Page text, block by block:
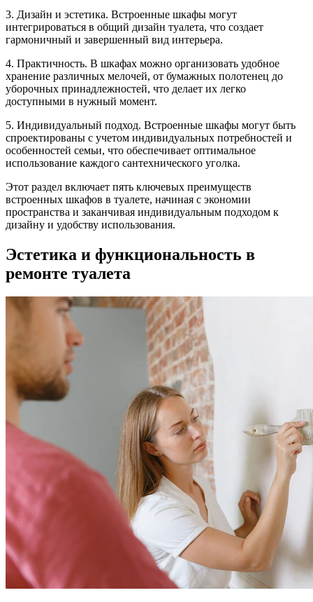
3. Дизайн и эстетика. Встроенные шкафы могут
интегрироваться в общий дизайн туалета, что создает
гармоничный и завершенный вид интерьера.
4. Практичность. В шкафах можно организовать удобное
хранение различных мелочей, от бумажных полотенец до
уборочных принадлежностей, что делает их легко
доступными в нужный момент.
5. Индивидуальный подход. Встроенные шкафы могут быть
спроектированы с учетом индивидуальных потребностей и
особенностей семьи, что обеспечивает оптимальное
использование каждого сантехнического уголка.
Этот раздел включает пять ключевых преимуществ
встроенных шкафов в туалете, начиная с экономии
пространства и заканчивая индивидуальным подходом к
дизайну и удобству использования.
Эстетика и функциональность в
ремонте туалета